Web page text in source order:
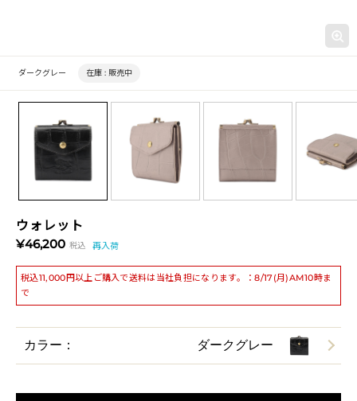
ウォレット
¥46,200 税込 再入荷
税込11,000円以上ご購入で送料は当社負担になります。：8/17(月)AM10時ま
で
ダークグレー 在庫 : 販売中
カラー： ダークグレー